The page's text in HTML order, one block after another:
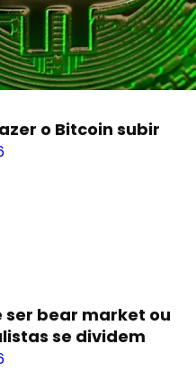
o Bitcoin subir
ser bear market ou
se dividem